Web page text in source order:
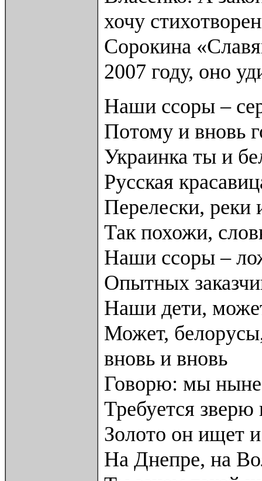
хочу
Сорокина
2007 году, оно
Наши ссоры –
Потому и вновь
Украинка ты и
Русская
Перелески, реки
Так похожи,
Наши ссоры –
Опытных
Наши дети,
Может,
вновь и вновь
Говорю: мы
Требуется
Золото он ищет
На Днепре, на